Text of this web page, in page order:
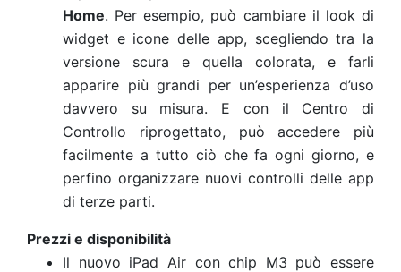
Home. Per esempio, può cambiare il look di
widget e icone delle app, scegliendo tra la
versione scura e quella colorata, e farli
apparire più grandi per un’esperienza d’uso
davvero su misura. E con il Centro di
Controllo riprogettato, può accedere più
facilmente a tutto ciò che fa ogni giorno, e
perfino organizzare nuovi controlli delle app
di terze parti.
Prezzi e disponibilità
Il nuovo iPad Air con chip M3 può essere